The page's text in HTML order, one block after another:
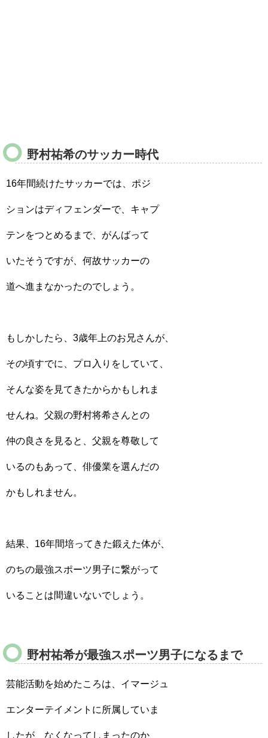
野村祐希のサッカー時代
16年間続けたサッカーでは、ポジ
ションはディフェンダーで、キャプ
テンをつとめるまで、がんばって
いたそうですが、何故サッカーの
道へ進まなかったのでしょう。
もしかしたら、3歳年上のお兄さんが、
その頃すでに、プロ入りをしていて、
そんな姿を見てきたからかもしれま
せんね。父親の野村将希さんとの
仲の良さを見ると、父親を尊敬して
いるのもあって、俳優業を選んだの
かもしれません。
結果、16年間培ってきた鍛えた体が、
のちの最強スポーツ男子に繋がって
いることは間違いないでしょう。
野村祐希が最強スポーツ男子になるまで
芸能活動を始めたころは、イマージュ
エンターテイメントに所属していま
したが、なくなってしまったのか、